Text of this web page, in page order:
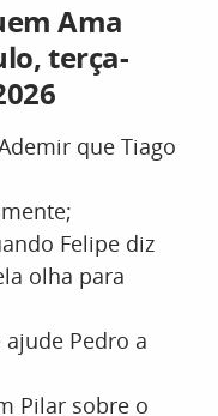
Ama
terça-
que Tiago
Felipe diz
olha para
Pedro a
Pilar sobre o